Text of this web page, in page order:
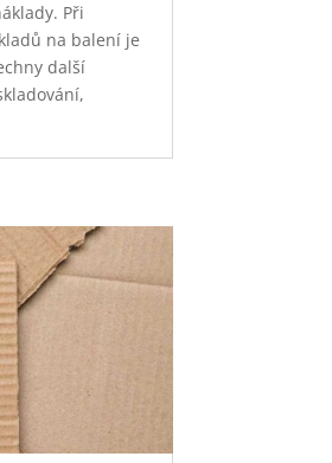
Při
na balení je
další